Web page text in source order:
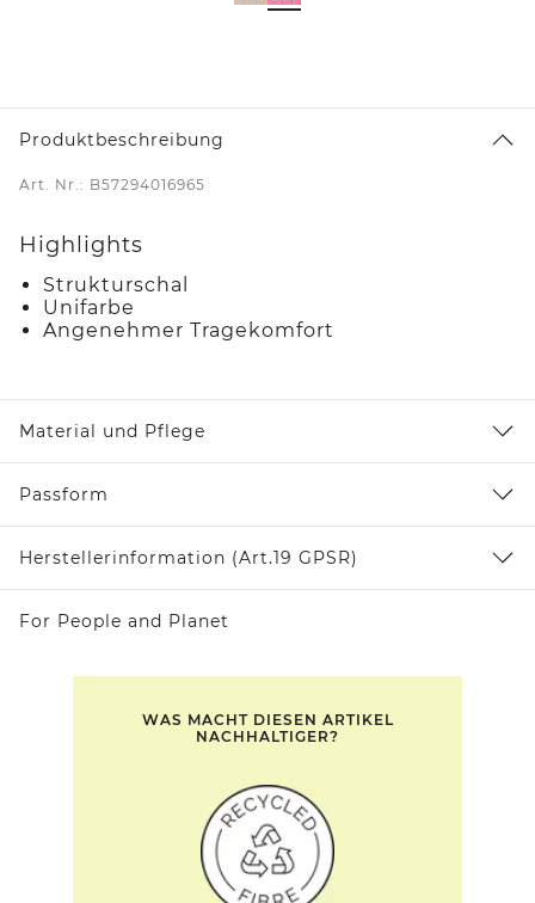
Produktbeschreibung
Art. Nr.: B57294016965
Highlights
Strukturschal
Unifarbe
Angenehmer Tragekomfort
Material und Pflege
Passform
Herstellerinformation (Art.19 GPSR)
For People and Planet
WAS MACHT DIESEN ARTIKEL
NACHHALTIGER?